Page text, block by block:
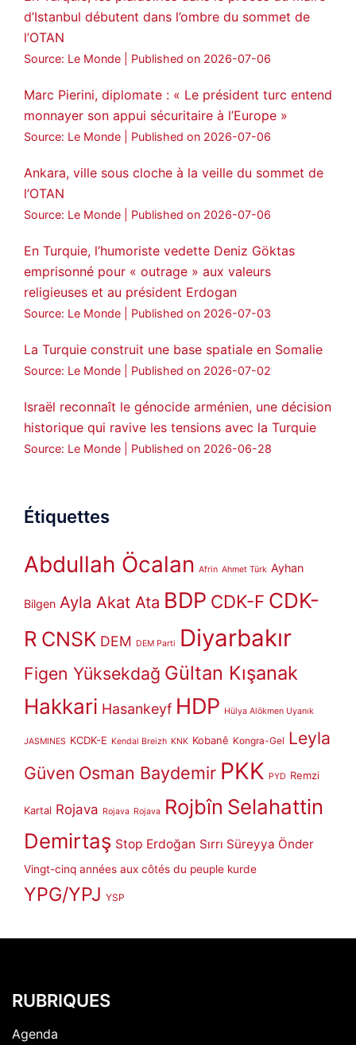
d’Istanbul débutent dans l’ombre du sommet de
l’OTAN
Source: Le Monde Published on 2026-07-06
Marc Pierini, diplomate : « Le président turc entend
monnayer son appui sécuritaire à l’Europe »
Source: Le Monde Published on 2026-07-06
Ankara, ville sous cloche à la veille du sommet de
l’OTAN
Source: Le Monde Published on 2026-07-06
En Turquie, l’humoriste vedette Deniz Göktas
emprisonné pour « outrage » aux valeurs
religieuses et au président Erdogan
Source: Le Monde Published on 2026-07-03
La Turquie construit une base spatiale en Somalie
Source: Le Monde Published on 2026-07-02
Israël reconnaît le génocide arménien, une décision
historique qui ravive les tensions avec la Turquie
Source: Le Monde Published on 2026-06-28
Étiquettes
Abdullah Öcalan Afrin Ahmet Türk Ayhan
Bilgen Ayla Akat Ata BDP CDK-F CDK-
R CNSK DEM DEM Parti Diyarbakır
Figen Yüksekdağ Gültan Kışanak
Hakkari Hasankeyf HDP Hülya Alökmen Uyanık
JASMINES KCDK-E Kendal Breizh KNK Kobanê Kongra-Gel Leyla
Güven Osman Baydemir PKK PYD Remzi
Kartal Rojava Rojava Rojava Rojbîn Selahattin
Demirtaş Stop Erdoğan Sırrı Süreyya Önder
Vingt-cinq années aux côtés du peuple kurde
YPG/YPJ YSP
RUBRIQUES
Agenda